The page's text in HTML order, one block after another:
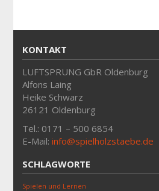
KONTAKT
LUFTSPRUNG GbR Oldenburg
Alfons Laing
Heike Schwarz
26121 Oldenburg
Tel.: 0171 – 500 6854
E-Mail:info@spielholzstaebe.de
SCHLAGWORTE
Spielen und Lernen